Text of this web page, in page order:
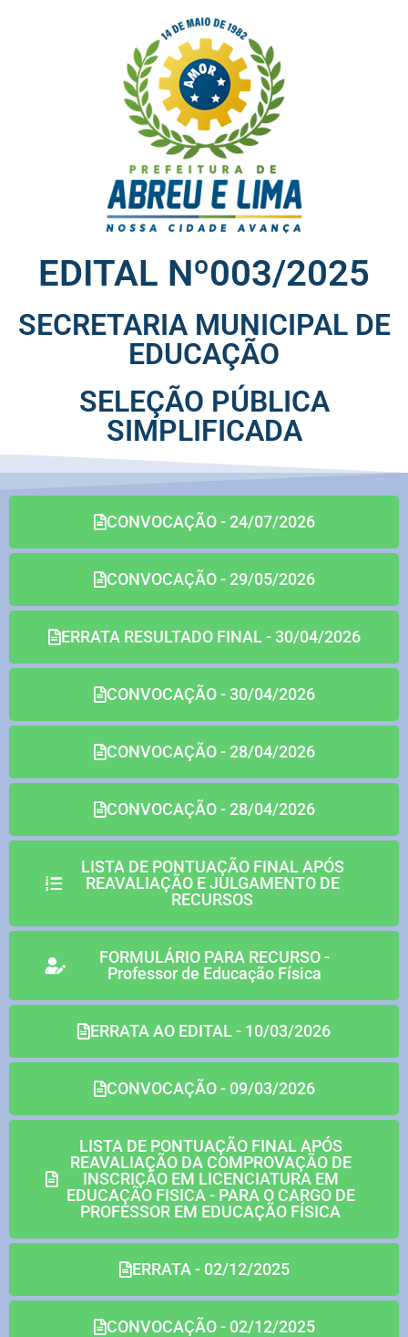
EDITAL Nº003/2025
SECRETARIA MUNICIPAL DE
EDUCAÇÃO
SELEÇÃO PÚBLICA
SIMPLIFICADA
CONVOCAÇÃO - 24/07/2026
CONVOCAÇÃO - 29/05/2026
ERRATA RESULTADO FINAL - 30/04/2026
CONVOCAÇÃO - 30/04/2026
CONVOCAÇÃO - 28/04/2026
CONVOCAÇÃO - 28/04/2026
LISTA DE PONTUAÇÃO FINAL APÓS
REAVALIAÇÃO E JULGAMENTO DE
RECURSOS
FORMULÁRIO PARA RECURSO -
Professor de Educação Física
ERRATA AO EDITAL - 10/03/2026
CONVOCAÇÃO - 09/03/2026
LISTA DE PONTUAÇÃO FINAL APÓS
REAVALIAÇÃO DA COMPROVAÇÃO DE
INSCRIÇÃO EM LICENCIATURA EM
EDUCAÇÃO FISICA - PARA O CARGO DE
PROFESSOR EM EDUCAÇÃO FÍSICA
ERRATA - 02/12/2025
CONVOCAÇÃO - 02/12/2025